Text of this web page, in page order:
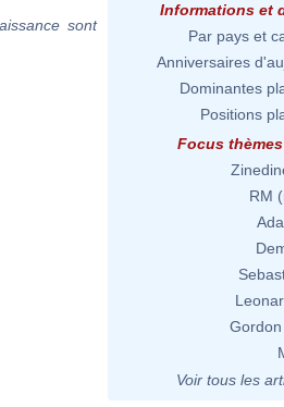
sont
Informations et
Par pays et
Anniversaires
Dominantes
Positions
Focus
RM
Voir tous les